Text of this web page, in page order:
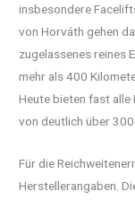
insbesondere
von Horváth gehen
zugelassenes reines
mehr als 400
Heute bieten fast alle
von deutlich über
Für die
Herstellerangaben.